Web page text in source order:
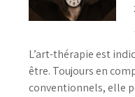
L’art-thérapie est
être. Toujours en
conventionnels, elle